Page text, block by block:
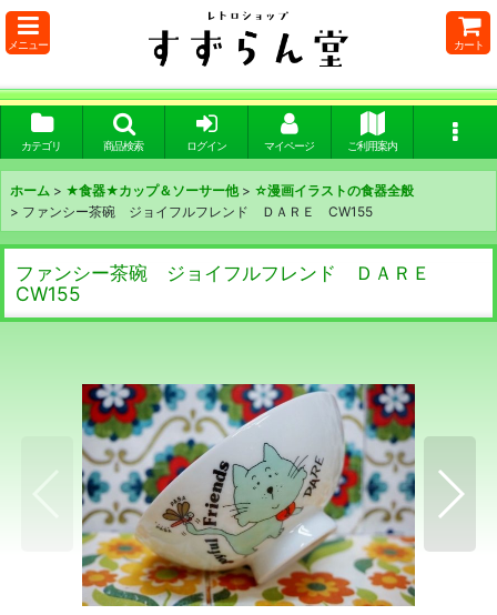
メニュー カート
カテゴリ 商品検索 ログイン マイページ ご利用案内
ホーム > ★食器★カップ＆ソーサー他 > ☆漫画イラストの食器全般
> ファンシー茶碗 ジョイフルフレンド ＤＡＲＥ CW155
ファンシー茶碗 ジョイフルフレンド ＤＡＲＥ
CW155